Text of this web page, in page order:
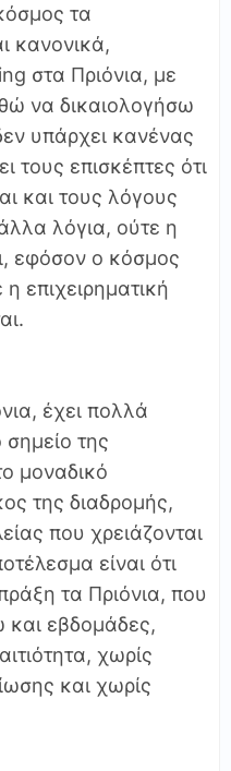
τα
κανονικά,
στα Πριόνια, με
να δικαιολογήσω
υπάρχει κανένας
τους επισκέπτες ότι
και τους λόγους
λόγια, ούτε η
εφόσον ο κόσμος
επιχειρηματική
έχει πολλά
σημείο της
μοναδικό
της διαδρομής,
που χρειάζονται
είναι ότι
τα Πριόνια, που
και εβδομάδες,
χωρίς
και χωρίς